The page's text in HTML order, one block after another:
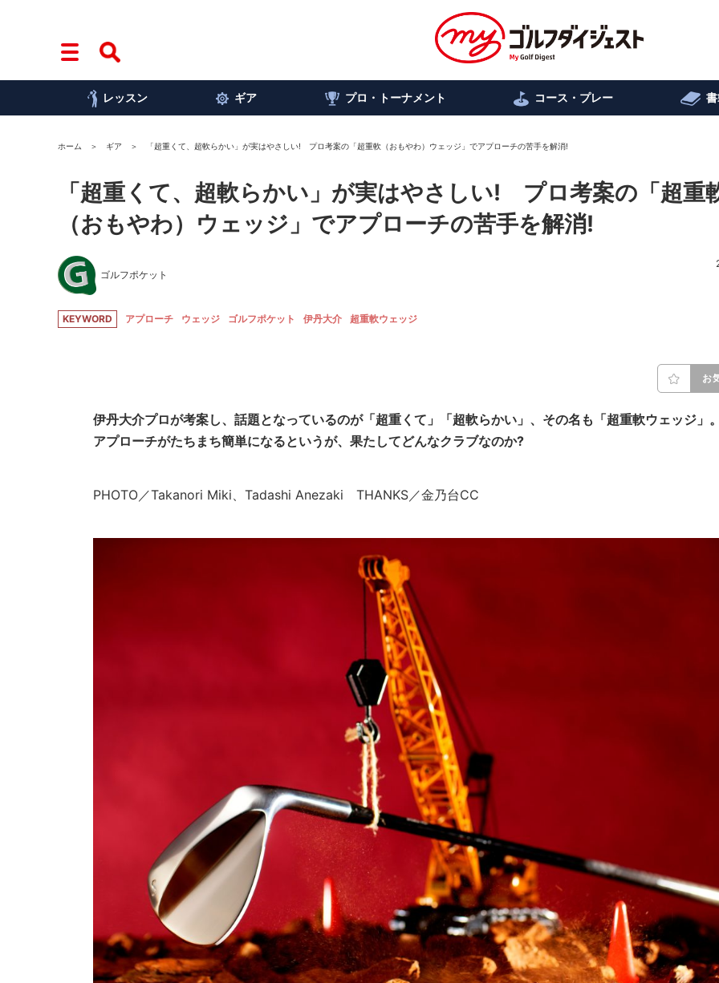
レッスン ギア プロ・トーナメント コース・プレー
ホーム ギア 「超重くて、超軟らかい」が実はやさしい! プロ考案の「超重軟（おもやわ）ウェッジ」でアプローチの苦手を解消!
「超重くて、超軟らかい」が実はやさしい! プロ考案の「超重
（おもやわ）ウェッジ」でアプローチの苦手を解消!
ゴルフポケット
KEYWORD アプローチ ウェッジ ゴルフポケット 伊丹大介 超重軟ウェッジ
お
伊丹大介プロが考案し、話題となっているのが「超重くて」「超軟らかい」、その名も「超重軟ウェッジ」
アプローチがたちまち簡単になるというが、果たしてどんなクラブなのか?
PHOTO／Takanori Miki、Tadashi Anezaki THANKS／金乃台CC